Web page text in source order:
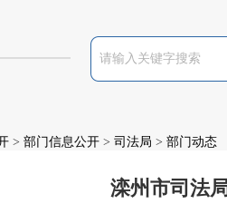
> 部门信息公开 > 司法局 > 部门动态
滦州市司法